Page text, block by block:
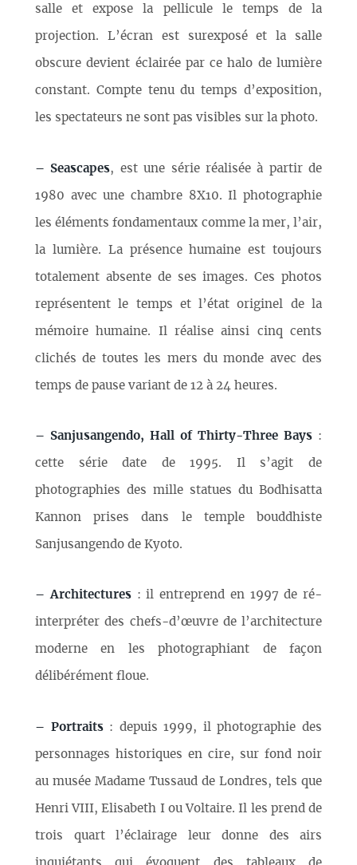
salle et expose la pellicule le temps de la
projection. L’écran est surexposé et la salle
obscure devient éclairée par ce halo de lumière
constant. Compte tenu du temps d’exposition,
les spectateurs ne sont pas visibles sur la photo.
– Seascapes, est une série réalisée à partir de
1980 avec une chambre 8X10. Il photographie
les éléments fondamentaux comme la mer, l’air,
la lumière. La présence humaine est toujours
totalement absente de ses images. Ces photos
représentent le temps et l’état originel de la
mémoire humaine. Il réalise ainsi cinq cents
clichés de toutes les mers du monde avec des
temps de pause variant de 12 à 24 heures.
– Sanjusangendo, Hall of Thirty-Three Bays :
cette série date de 1995. Il s’agit de
photographies des mille statues du Bodhisatta
Kannon prises dans le temple bouddhiste
Sanjusangendo de Kyoto.
– Architectures: il entreprend en 1997 de ré-
interpréter des chefs-d’œuvre de l’architecture
moderne en les photographiant de façon
délibérément floue.
– Portraits: depuis 1999, il photographie des
personnages historiques en cire, sur fond noir
au musée Madame Tussaud de Londres, tels que
Henri VIII, Elisabeth I ou Voltaire. Il les prend de
trois quart l’éclairage leur donne des airs